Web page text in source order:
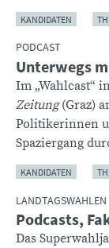
KANDIDATEN
PODCAST
Unterwegs
Im „Wahlcast“
Zeitung(Graz)
Politikerinnen
Spaziergang
KANDIDATEN
LANDTAGSWAHLEN
Podcasts,
Das